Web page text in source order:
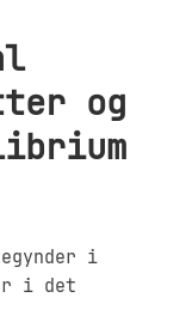
og
i
i det